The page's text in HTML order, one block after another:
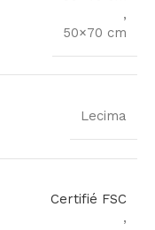
,
50×70 cm
Lecima
Certifié FSC
,